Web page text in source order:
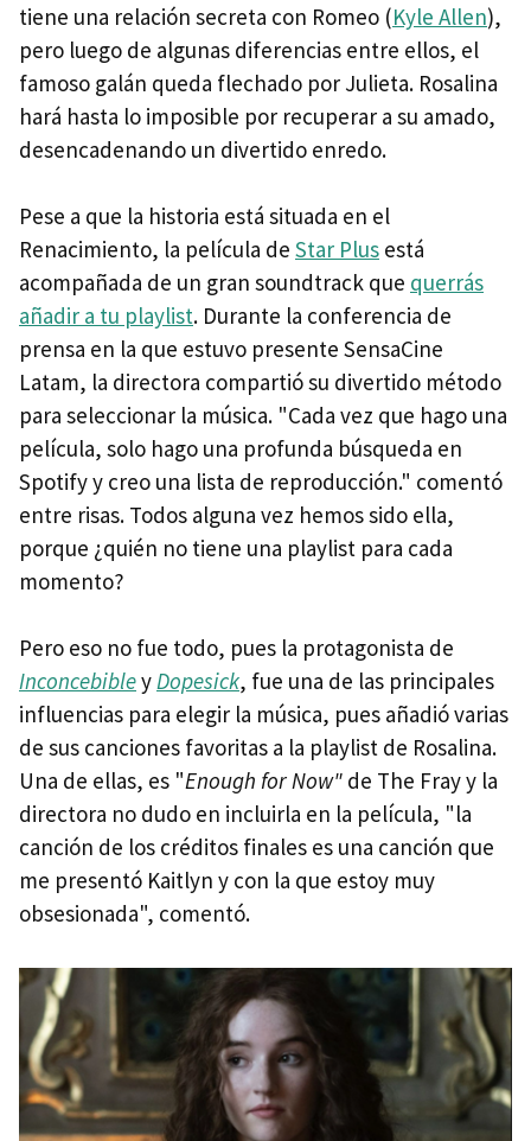
tiene una relación secreta con Romeo (Kyle Allen),
pero luego de algunas diferencias entre ellos, el
famoso galán queda flechado por Julieta. Rosalina
hará hasta lo imposible por recuperar a su amado,
desencadenando un divertido enredo.
Pese a que la historia está situada en el
Renacimiento, la película de Star Plus está
acompañada de un gran soundtrack que querrás
añadir a tu playlist. Durante la conferencia de
prensa en la que estuvo presente SensaCine
Latam, la directora compartió su divertido método
para seleccionar la música. "Cada vez que hago una
película, solo hago una profunda búsqueda en
Spotify y creo una lista de reproducción." comentó
entre risas. Todos alguna vez hemos sido ella,
porque ¿quién no tiene una playlist para cada
momento?
Pero eso no fue todo, pues la protagonista de
InconcebibleyDopesick, fue una de las principales
influencias para elegir la música, pues añadió varias
de sus canciones favoritas a la playlist de Rosalina.
Una de ellas, es "Enough for Now" de The Fray y la
directora no dudo en incluirla en la película, "la
canción de los créditos finales es una canción que
me presentó Kaitlyn y con la que estoy muy
obsesionada", comentó.